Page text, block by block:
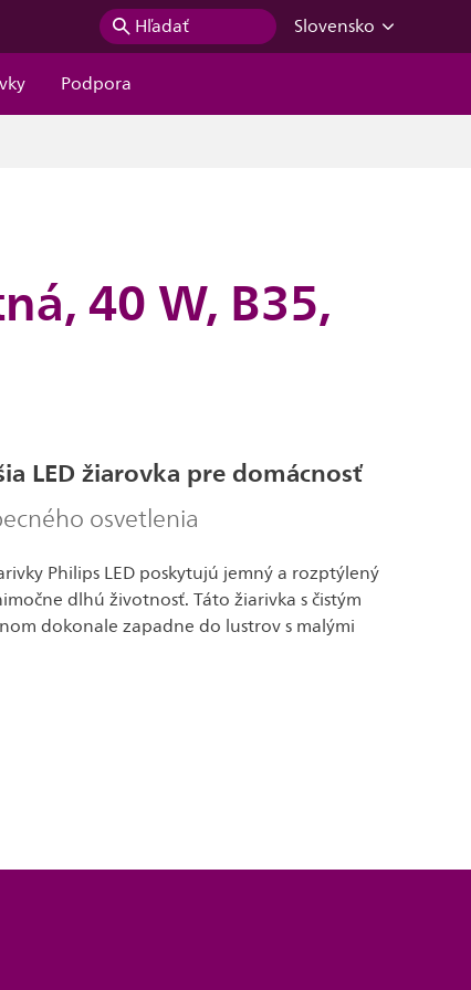
Hľadať
Slovensko
Podpora
40 W, B35,
LED žiarovka pre domácnosť
osvetlenia
Philips LED poskytujú jemný a rozptýlený
dlhú životnosť. Táto žiarivka s čistým
dokonale zapadne do lustrov s malými